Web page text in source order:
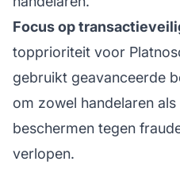
Focus op
topprioriteit voor
gebruikt geavanceerde
om zowel handelaren
beschermen tegen
verlopen.